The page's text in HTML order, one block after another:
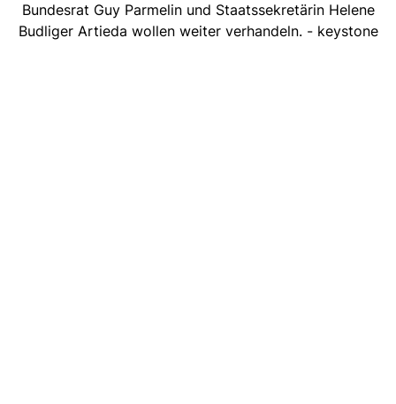
Bundesrat Guy Parmelin und Staatssekretärin Helene
Budliger Artieda wollen weiter verhandeln. - keystone